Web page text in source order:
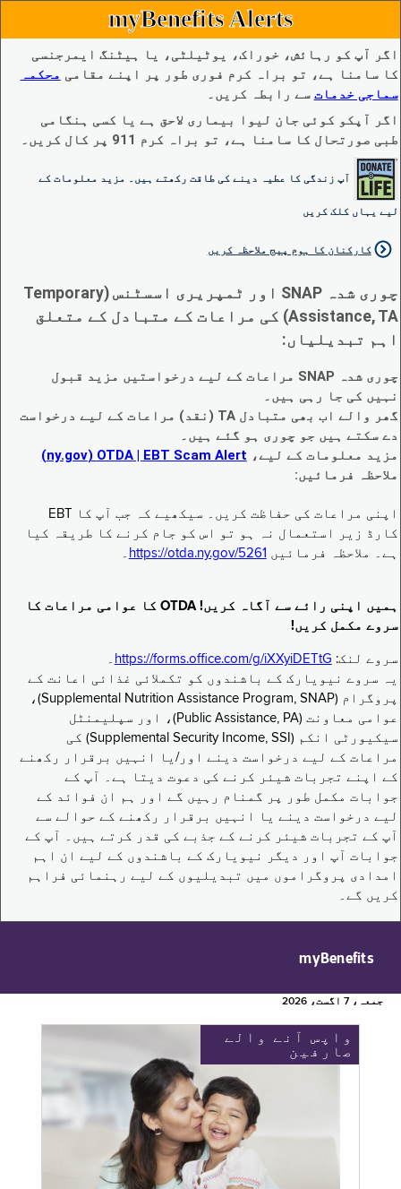
myBenefits Alerts
اگر آپ کو رہائش، خوراک، یوٹیلٹی، یا ہیٹنگ ایمرجنسی
کا سامنا ہے، تو براہ کرم فوری طور پر اپنے مقامی محکمہ
سماجی خدمات سے رابطہ کریں۔
اگر آپکو کوئی جان لیوا بیماری لاحق ہے یا کسی ہنگامی
طبی صورتحال کا سامنا ہے، تو براہ کرم 911 پر کال کریں۔
آپ زندگی کا عطیہ دینے کی طاقت رکھتے ہیں۔ مزید معلومات کے
لیے یہاں کلک کریں
کارکنان کا ہوم پیج ملاحظہ کریں
چوری شدہ SNAP اور ٹمپریری اسسٹنس (Temporary
Assistance, TA) کی مراعات کے متبادل کے متعلق
اہم تبدیلیاں:
چوری شدہ SNAP مراعات کے لیے درخواستیں مزید قبول
نہیں کی جا رہی ہیں۔
گھر والے اب بھی متبادل TA (نقد) مراعات کے لیے درخواست
دے سکتے ہیں جو چوری ہو گئے ہیں۔
مزید معلومات کے لیے، EBT Scam Alert ‏| OTDA ‏(ny.gov)
ملاحظہ فرمائیں:
اپنی مراعات کی حفاظت کریں۔ سیکھیے کہ جب آپ کا EBT
کارڈ زیر استعمال نہ ہو تو اس کو جام کرنے کا طریقہ کیا
ہے۔ ملاحظہ فرمائیں https://otda.ny.gov/5261 ۔
ہمیں اپنی رائے سے آگاہ کریں! OTDA کا عوامی مراعات کا
سروے مکمل کریں!
سروے لنک: https://forms.office.com/g/iXXyiDETtG ۔
یہ سروے نیویارک کے باشندوں کو تکملائی غذائی اعانت کے
پروگرام (Supplemental Nutrition Assistance Program, SNAP)،
عوامی معاونت (Public Assistance, PA)، اور سپلیمنٹل
سیکیورٹی انکم (Supplemental Security Income, SSI) کی
مراعات کے لیے درخواست دینے اور/یا انہیں برقرار رکھنے
کے اپنے تجربات شیئر کرنے کی دعوت دیتا ہے۔ آپ کے
جوابات مکمل طور پر گمنام رہیں گے اور ہم ان فوائد کے
لیے درخواست دینے یا انہیں برقرار رکھنے کے حوالے سے
آپ کے تجربات شیئر کرنے کے جذبے کی قدر کرتے ہیں۔ آپ کے
جوابات آپ اور دیگر نیویارک کے باشندوں کے لیے ان اہم
امدادی پروگراموں میں تبدیلیوں کے لیے رہنمائی فراہم
کریں گے۔
myBenefits
جمعہ، 7 اگست، 2026
واپس آنے والے
صارفین